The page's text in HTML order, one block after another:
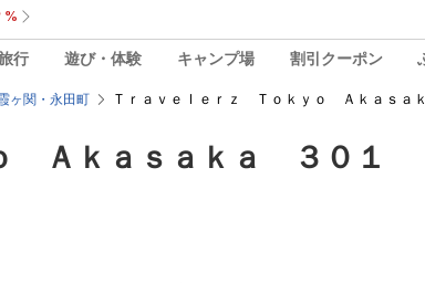
行 遊び・体験 キャンプ場 割引クーポン
ヶ関・永田町 Ｔｒａｖｅｌｅｒｚ Ｔｏｋｙｏ Ａｋａｓ
Ａｋａｓａｋａ ３０１